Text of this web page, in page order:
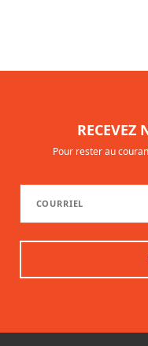
RECEVEZ
Pour rester au